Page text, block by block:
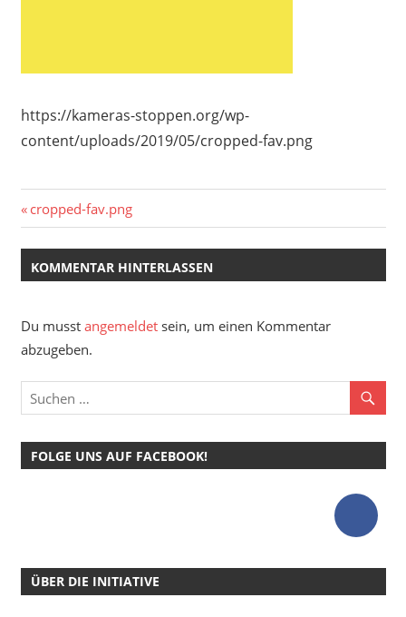
https://kameras-stoppen.org/wp-
content/uploads/2019/05/cropped-fav.png
Beitragsnavigation
Vorheriger
Beitrag:
cropped-fav.png
KOMMENTAR HINTERLASSEN
Du musst angemeldetsein, um einen Kommentar
abzugeben.
FOLGE UNS AUF FACEBOOK!
ÜBER DIE INITIATIVE